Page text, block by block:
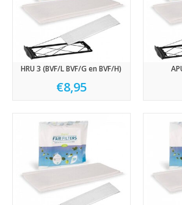
HRU 3 (BVF/L BVF/G en BVF/H)
€8,95